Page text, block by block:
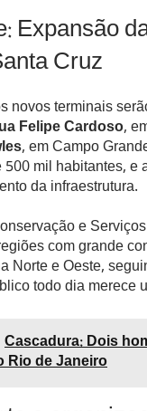
Expansão
Cruz
novos terminais
Felipe Cardoso,
, em Campo
mil habitantes,
da infraestrutura.
e
com grande
Norte e Oeste,
todo dia merece
Cascadura: Dois
Rio de Janeiro